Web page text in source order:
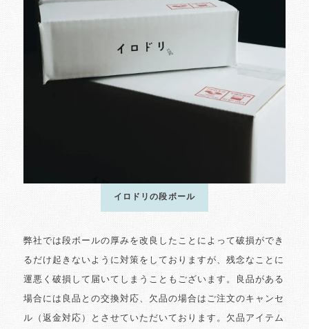
イロドリの段ボール
弊社では段ボールの厚みを改良したことによって破損ができ
るだけ起きないように対策をしておりますが、残念なことに
運悪く破損して届いてしまうこともございます。良品がある
場合には良品との交換対応、欠品の場合はご注文のキャンセ
ル（返金対応）とさせていただいております。欠品アイテム